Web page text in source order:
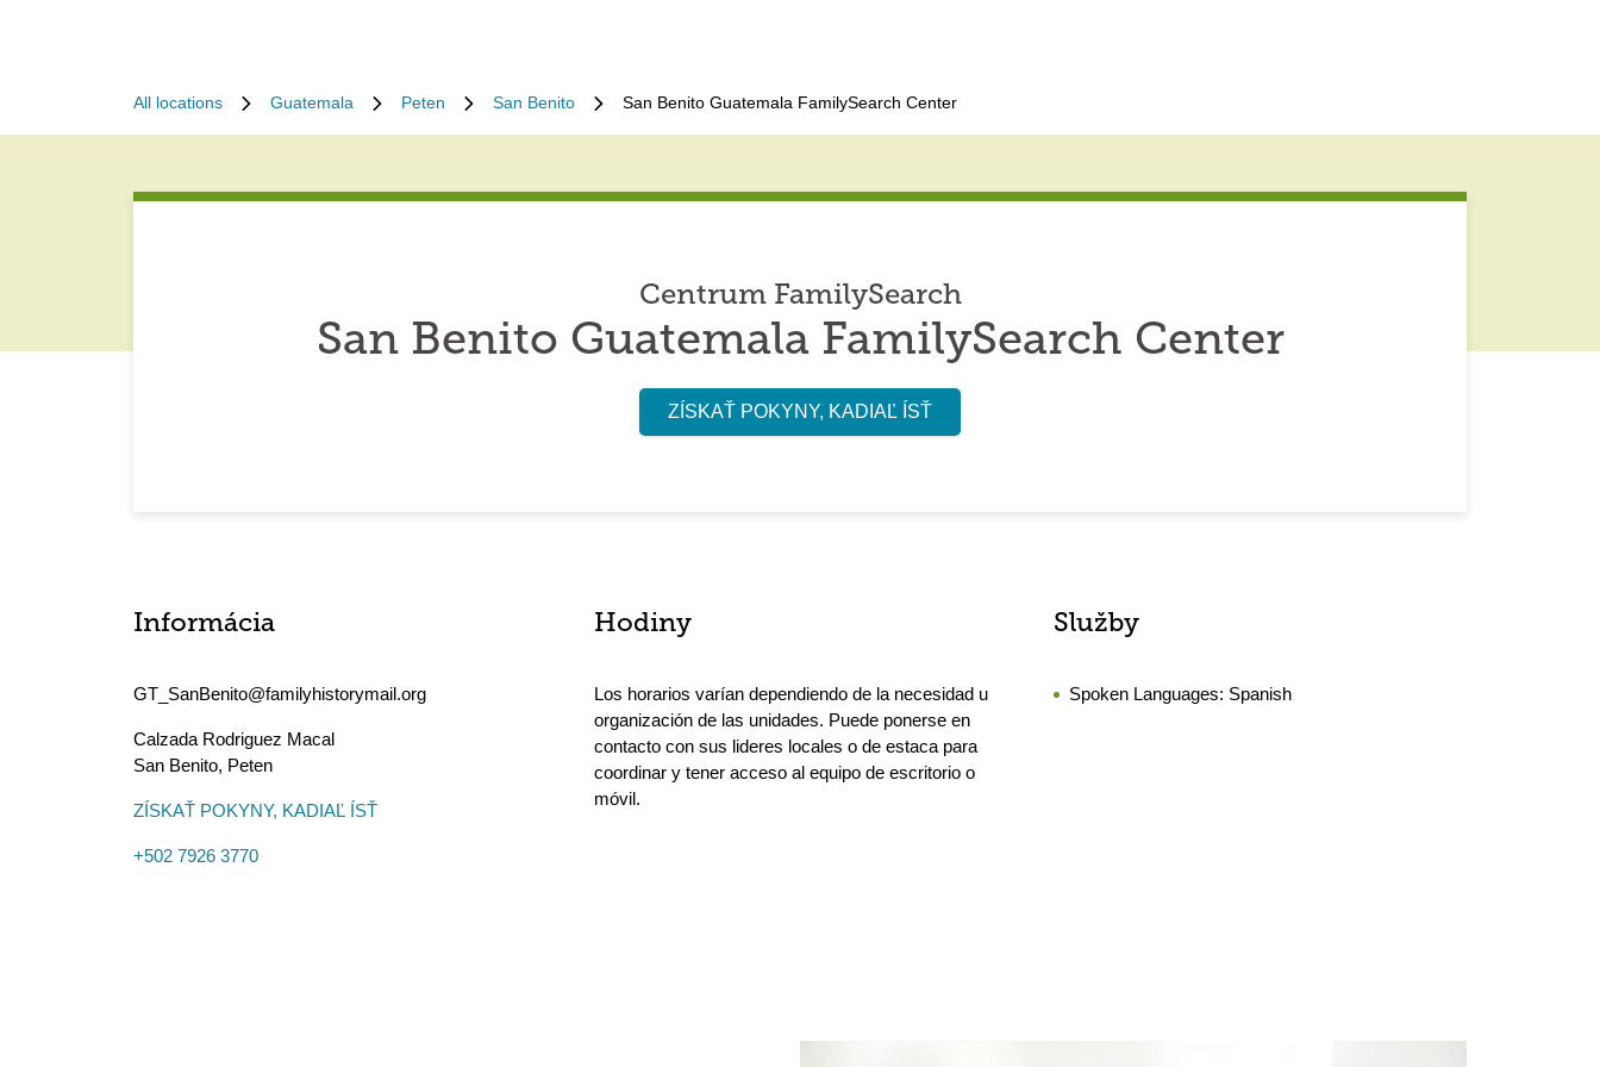
All locations Guatemala Peten San Benito San Benito Guatemala FamilySearch Center
Centrum FamilySearch
San Benito Guatemala FamilySearch Center
ZÍSKAŤ POKYNY, KADIAĽ ÍSŤ
Informácia
GT_SanBenito@familyhistorymail.org
Calzada Rodriguez Macal
San Benito, Peten
ZÍSKAŤ POKYNY, KADIAĽ ÍSŤ
+502 7926 3770
Hodiny
Los horarios varían dependiendo de la necesidad u
organización de las unidades. Puede ponerse en
contacto con sus lideres locales o de estaca para
coordinar y tener acceso al equipo de escritorio o
móvil.
Služby
Spoken Languages: Spanish